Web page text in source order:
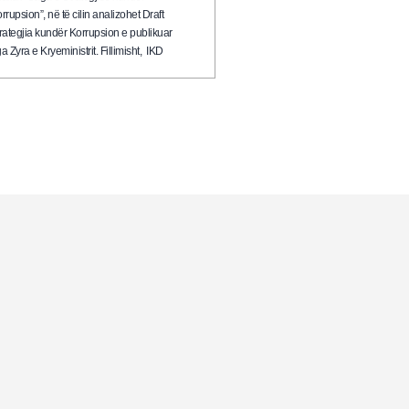
në të cilin analizohet Draft
kundër Korrupsion e publikuar
Zyra e Kryeministrit. Fillimisht, IKD